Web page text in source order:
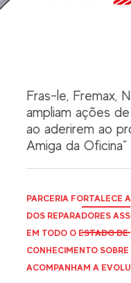
Fras-le, Fremax,
ampliam ações
ao aderirem ao
Amiga da
PARCERIA FORTALECE
DOS REPARADORES
EM TODO O ESTADO
CONHECIMENTO
ACOMPANHAM A